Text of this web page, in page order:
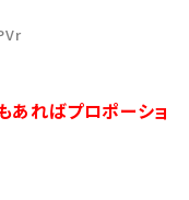
あればプロポーショ